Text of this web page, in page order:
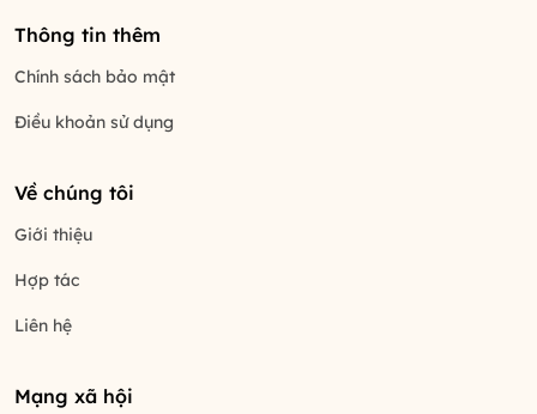
Thông tin thêm
Chính sách bảo mật
Điều khoản sử dụng
Về chúng tôi
Giới thiệu
Hợp tác
Liên hệ
Mạng xã hội